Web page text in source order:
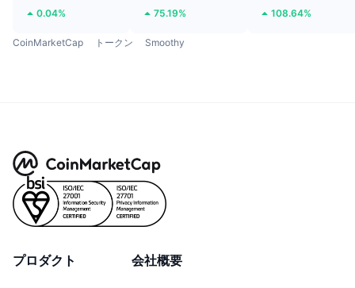
0.04% 75.19% 108.64%
CoinMarketCap トークン Smoothy
プロダクト 会社概要